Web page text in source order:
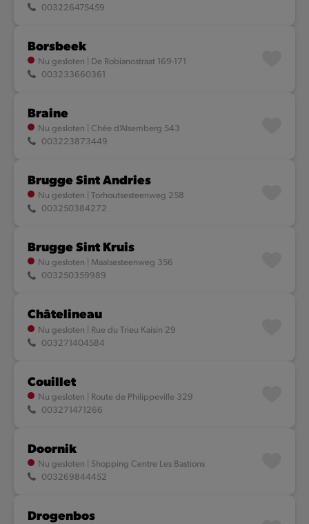
003226475459
Borsbeek
Nu gesloten
De Robianostraat 169-171
003233660361
Braine
Nu gesloten
Chée d'Alsemberg 543
003223873449
Brugge Sint Andries
Nu gesloten
Torhoutsesteenweg 258
003250384272
Brugge Sint Kruis
Nu gesloten
Maalsesteenweg 356
003250359989
Châtelineau
Nu gesloten | Rue du Trieu Kaisin 29
003271404584
Couillet
Nu gesloten
Route de Philippeville 329
003271471266
Doornik
Nu gesloten
Shopping Centre Les Bastions
003269844452
Drogenbos